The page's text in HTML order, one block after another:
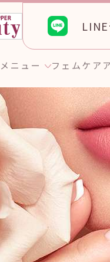
ニュー
GROTTY PRO
フェムケア